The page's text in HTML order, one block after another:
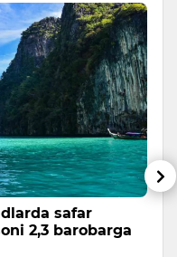
safar
2,3 barobarga